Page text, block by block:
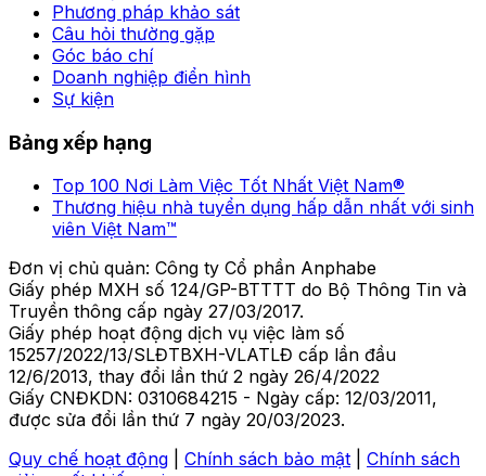
Phương pháp khảo sát
Câu hỏi thường gặp
Góc báo chí
Doanh nghiệp điển hình
Sự kiện
Bảng xếp hạng
Top 100 Nơi Làm Việc Tốt Nhất Việt Nam®
Thương hiệu nhà tuyển dụng hấp dẫn nhất với sinh
viên Việt Nam™
Đơn vị chủ quản: Công ty Cổ phần Anphabe
Giấy phép MXH số 124/GP-BTTTT do Bộ Thông Tin và
Truyền thông cấp ngày 27/03/2017.
Giấy phép hoạt động dịch vụ việc làm số
15257/2022/13/SLĐTBXH-VLATLĐ cấp lần đầu
12/6/2013, thay đổi lần thứ 2 ngày 26/4/2022
Giấy CNĐKDN: 0310684215 - Ngày cấp: 12/03/2011,
được sửa đổi lần thứ 7 ngày 20/03/2023.
Quy chế hoạt động
Chính sách bảo mật
Chính sách